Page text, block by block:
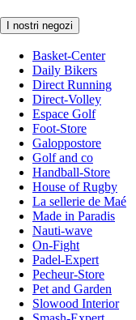
I nostri negozi
Basket-Center
Daily Bikers
Direct Running
Direct-Volley
Espace Golf
Foot-Store
Galoppostore
Golf and co
Handball-Store
House of Rugby
La sellerie de Maé
Made in Paradis
Nauti-wave
On-Fight
Padel-Expert
Pecheur-Store
Pet and Garden
Slowood Interior